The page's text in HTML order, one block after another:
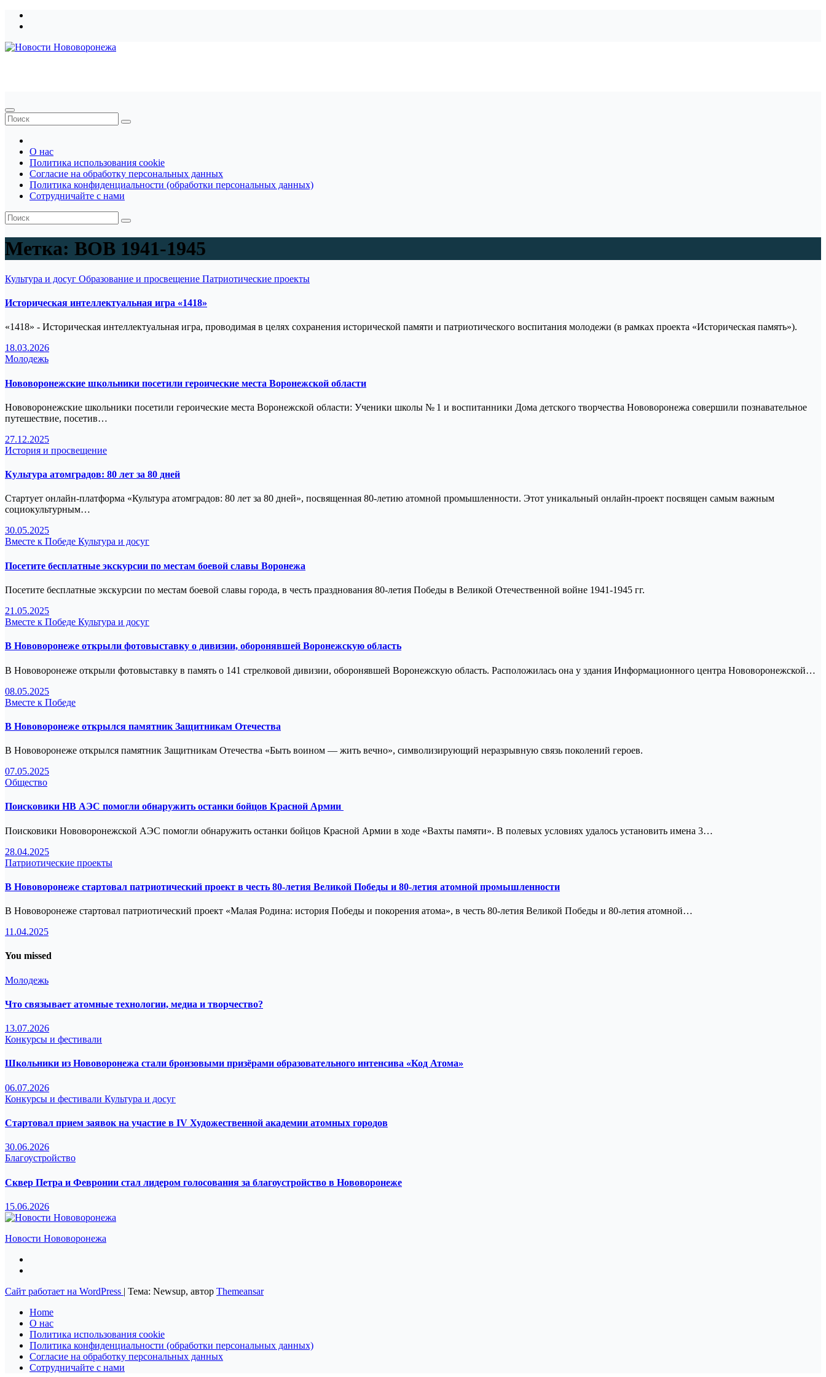
Перейти
О нас
Политика использования cookie
Согласие на обработку персональных данных
Политика конфиденциальности (обработки персональных данных)
Сотрудничайте с нами
Метка: ВОВ 1941-1945
Культура и досуг Образование и просвещение Патриотические проекты
Историческая интеллектуальная игра «1418»
«1418» - Историческая интеллектуальная игра, проводимая в целях сохранения исторической памяти и патриотического воспитания молодежи (в рамках проекта «Историческая память»).
18.03.2026
Молодежь
Нововоронежские школьники посетили героические места Воронежской области
Нововоронежские школьники посетили героические места Воронежской области: Ученики школы № 1 и воспитанники Дома детского творчества Нововоронежа совершили познавательное
путешествие, посетив…
27.12.2025
История и просвещение
Культура атомградов: 80 лет за 80 дней
Стартует онлайн-платформа «Культура атомградов: 80 лет за 80 дней», посвященная 80-летию атомной промышленности. Этот уникальный онлайн-проект посвящен самым важным
социокультурным…
30.05.2025
Вместе к Победе Культура и досуг
Посетите бесплатные экскурсии по местам боевой славы Воронежа
Посетите бесплатные экскурсии по местам боевой славы города, в честь празднования 80-летия Победы в Великой Отечественной войне 1941-1945 гг.
21.05.2025
Вместе к Победе Культура и досуг
В Нововоронеже открыли фотовыставку о дивизии, оборонявшей Воронежскую область
В Нововоронеже открыли фотовыставку в память о 141 стрелковой дивизии, оборонявшей Воронежскую область. Расположилась она у здания Информационного центра Нововоронежской…
08.05.2025
Вместе к Победе
В Нововоронеже открылся памятник Защитникам Отечества
В Нововоронеже открылся памятник Защитникам Отечества «Быть воином — жить вечно», символизирующий неразрывную связь поколений героев.
07.05.2025
Общество
Поисковики НВ АЭС помогли обнаружить останки бойцов Красной Армии
Поисковики Нововоронежской АЭС помогли обнаружить останки бойцов Красной Армии в ходе «Вахты памяти». В полевых условиях удалось установить имена 3…
28.04.2025
Патриотические проекты
В Нововоронеже стартовал патриотический проект в честь 80-летия Великой Победы и 80-летия атомной промышленности
В Нововоронеже стартовал патриотический проект «Малая Родина: история Победы и покорения атома», в честь 80-летия Великой Победы и 80-летия атомной…
11.04.2025
You missed
Молодежь
Что связывает атомные технологии, медиа и творчество?
13.07.2026
Конкурсы и фестивали
Школьники из Нововоронежа стали бронзовыми призёрами образовательного интенсива «Код Атома»
06.07.2026
Конкурсы и фестивали Культура и досуг
Стартовал прием заявок на участие в IV Художественной академии атомных городов
30.06.2026
Благоустройство
Сквер Петра и Февронии стал лидером голосования за благоустройство в Нововоронеже
15.06.2026
Новости Нововоронежа
Сайт работает на WordPress | Тема: Newsup, автор Themeansar
Home
О нас
Политика использования cookie
Политика конфиденциальности (обработки персональных данных)
Согласие на обработку персональных данных
Сотрудничайте с нами